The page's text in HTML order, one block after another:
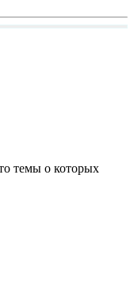
темы о которых